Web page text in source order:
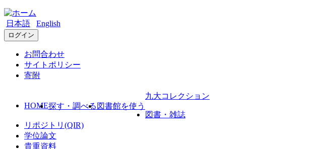
日本語 English
ログイン
お問合わせ
サイトポリシー
寄附
HOME探す・調べる 図書館を使う
九大コレクション
図書・雑誌
リポジトリ(QIR)
学位論文
貴重資料